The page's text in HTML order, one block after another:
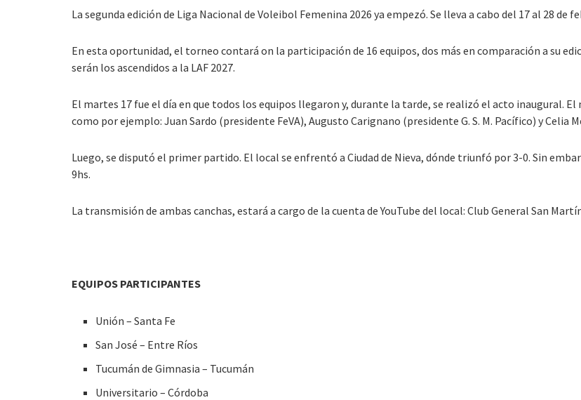
La segunda edición de Liga Nacional de Voleibol Femenina 2026 ya empezó. Se lleva a cabo del 17 al 28 de
En esta oportunidad, el torneo contará on la participación de 16 equipos, dos más en comparación a su
serán los ascendidos a la LAF 2027.
El martes 17 fue el día en que todos los equipos llegaron y, durante la tarde, se realizó el acto inaugural.
como por ejemplo: Juan Sardo (presidente FeVA), Augusto Carignano (presidente G. S. M. Pacífico) y Celia
Luego, se disputó el primer partido. El local se enfrentó a Ciudad de Nieva, dónde triunfó por 3-0. Sin
9hs.
La transmisión de ambas canchas, estará a cargo de la cuenta de YouTube del local: Club General San
EQUIPOS PARTICIPANTES
Unión – Santa Fe
San José – Entre Ríos
Tucumán de Gimnasia – Tucumán
Universitario – Córdoba